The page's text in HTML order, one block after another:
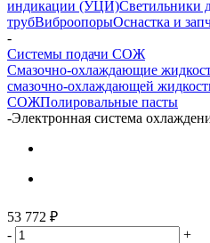
индикации (УЦИ)Светильники
трубВиброопорыОснастка и
-
Системы подачи СОЖ
Смазочно-охлаждающие
смазочно-охлаждающей
СОЖПолировальные пасты
-Электронная система
53 772 ₽
-
+